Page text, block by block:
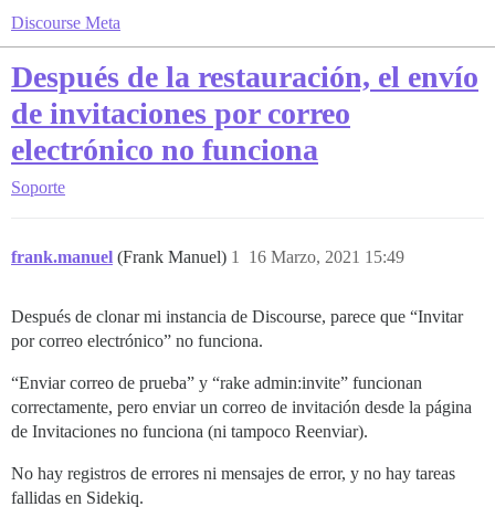
Discourse Meta
Después de la restauración, el envío
de invitaciones por correo
electrónico no funciona
Soporte
frank.manuel (Frank Manuel) 16 Marzo, 2021 15:49
1
Después de clonar mi instancia de Discourse, parece que “Invitar
por correo electrónico” no funciona.
“Enviar correo de prueba” y “rake admin:invite” funcionan
correctamente, pero enviar un correo de invitación desde la página
de Invitaciones no funciona (ni tampoco Reenviar).
No hay registros de errores ni mensajes de error, y no hay tareas
fallidas en Sidekiq.